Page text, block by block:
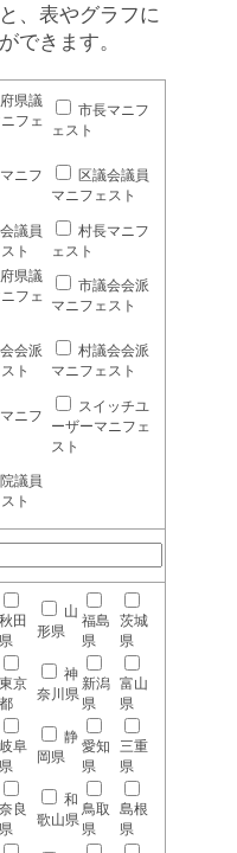
、表やグラフに
できます。
県議
フェ
市長マニフ
ェスト
ニフ
区議会議員
マニフェスト
議員
ト
村長マニフ
ェスト
県議
フェ
市議会会派
マニフェスト
会派
ト
村議会会派
マニフェスト
ニフ
スイッチユ
ーザーマニフェ
スト
議員
ト
秋田
県
山
形県
福島
県
茨城
県
東京
都
神
奈川県
新潟
県
富山
県
岐阜
県
静
岡県
愛知
県
三重
県
奈良
県
和
歌山県
鳥取
県
島根
県